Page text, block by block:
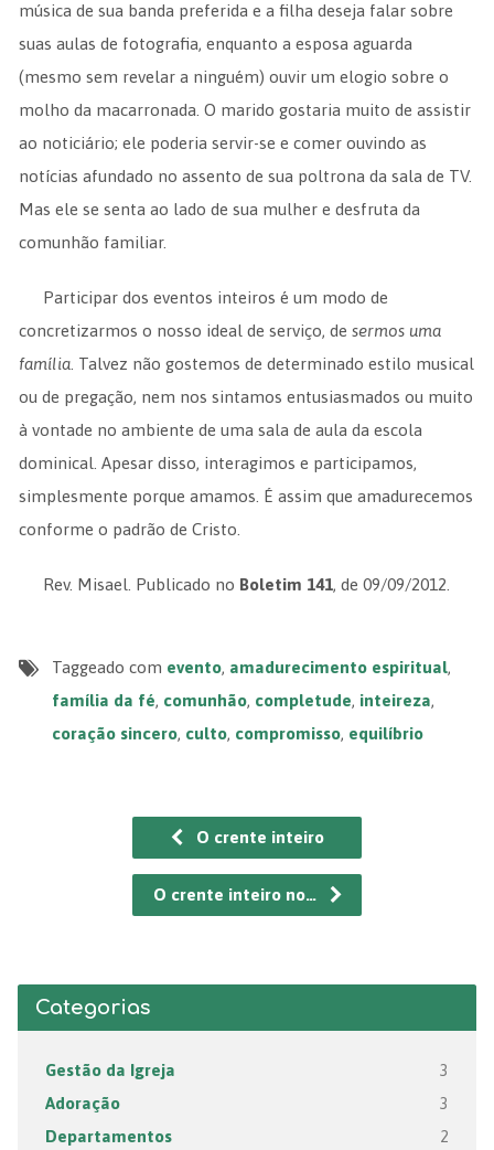
música de sua banda preferida e a filha deseja falar sobre
suas aulas de fotografia, enquanto a esposa aguarda
(mesmo sem revelar a ninguém) ouvir um elogio sobre o
molho da macarronada. O marido gostaria muito de assistir
ao noticiário; ele poderia servir-se e comer ouvindo as
notícias afundado no assento de sua poltrona da sala de TV.
Mas ele se senta ao lado de sua mulher e desfruta da
comunhão familiar.
Participar dos eventos inteiros é um modo de
concretizarmos o nosso ideal de serviço, de sermos uma
família. Talvez não gostemos de determinado estilo musical
ou de pregação, nem nos sintamos entusiasmados ou muito
à vontade no ambiente de uma sala de aula da escola
dominical. Apesar disso, interagimos e participamos,
simplesmente porque amamos. É assim que amadurecemos
conforme o padrão de Cristo.
Rev. Misael. Publicado no Boletim 141, de 09/09/2012.
Taggeado com evento, amadurecimento espiritual,
família da fé, comunhão, completude, inteireza,
coração sincero, culto, compromisso, equilíbrio
O crente inteiro
O crente inteiro no…
Categorias
Gestão da Igreja 3
Adoração 3
Departamentos 2